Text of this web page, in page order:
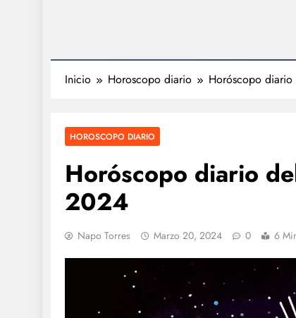
Inicio Horoscopo diario Horóscopo
HOROSCOPO DIARIO
Horóscopo diario
2024
Napo Torres Marzo 20, 2024 0 6